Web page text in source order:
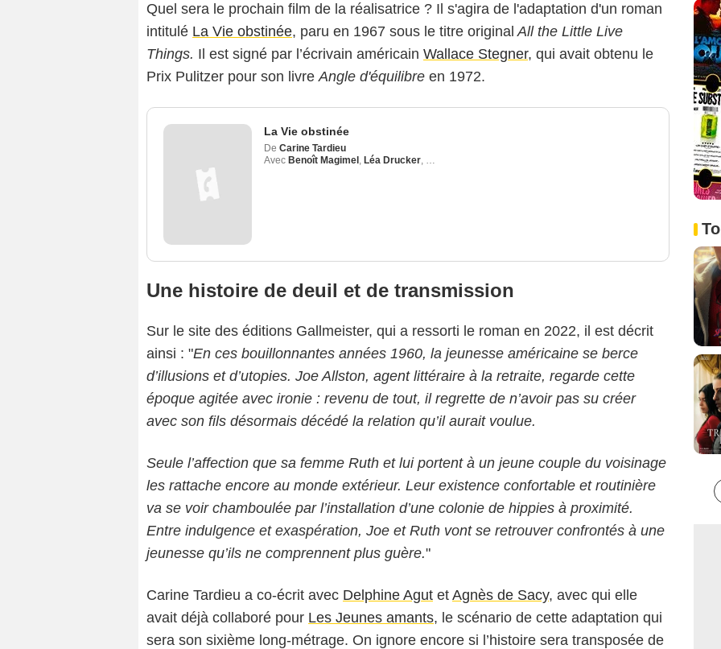
Quel sera le prochain film de la réalisatrice ? Il s'agira de l'adaptation d'un roman
intitulé La Vie obstinée, paru en 1967 sous le titre original All the Little Live
Things. Il est signé par l’écrivain américain Wallace Stegner, qui avait obtenu le
Prix Pulitzer pour son livreAngle d'équilibre en 1972.
La Vie obstinée
De Carine Tardieu
Avec Benoît Magimel , Léa Drucker, Mélanie Thierry
Une histoire de deuil et de transmission
Sur le site des éditions Gallmeister, qui a ressorti le roman en 2022, il est décrit
ainsi : "En ces bouillonnantes années 1960, la jeunesse américaine se berce
d’illusions et d’utopies. Joe Allston, agent littéraire à la retraite, regarde cette
époque agitée avec ironie : revenu de tout, il regrette de n’avoir pas su créer
avec son fils désormais décédé la relation qu’il aurait voulue.
Seule l’affection que sa femme Ruth et lui portent à un jeune couple du voisinage
les rattache encore au monde extérieur. Leur existence confortable et routinière
va se voir chamboulée par l’installation d’une colonie de hippies à proximité.
Entre indulgence et exaspération, Joe et Ruth vont se retrouver confrontés à une
jeunesse qu’ils ne comprennent plus guère."
Carine Tardieu a co-écrit avec Delphine Agut et Agnès de Sacy, avec qui elle
avait déjà collaboré pour Les Jeunes amants, le scénario de cette adaptation qui
sera son sixième long-métrage. On ignore encore si l’histoire sera transposée de